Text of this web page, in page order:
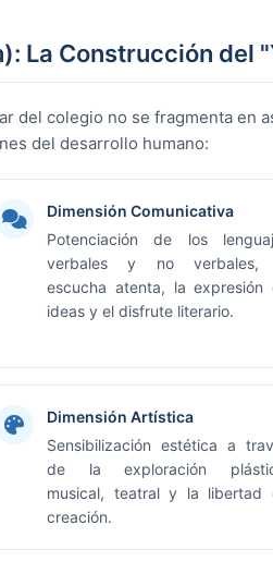
La Construcción del
del colegio no se fragmenta en
del desarrollo humano:
Dimensión Comunicativa
Potenciación de los
verbales y no verbales,
escucha atenta, la expresión
ideas y el disfrute literario.
Dimensión Artística
Sensibilización estética a
de la exploración
musical, teatral y la libertad
creación.